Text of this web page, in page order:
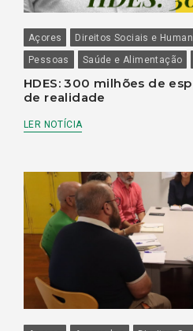
Açores Direitos Sociais e
Pessoas
Saúde e Alimentação
HDES: 300 milhões de
de realidade
LER NOTÍCIA